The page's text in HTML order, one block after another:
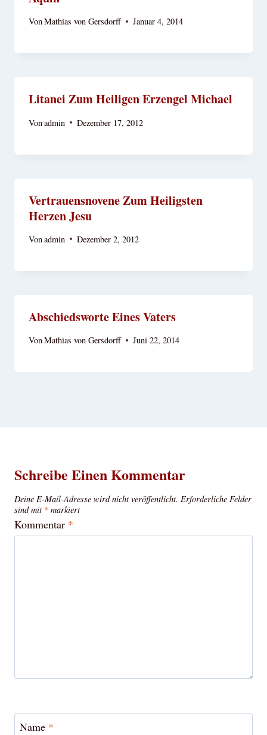
VonMathias von Gersdorff Januar 4, 2014
Litanei Zum Heiligen Erzengel Michael
Vonadmin Dezember 17, 2012
Vertrauensnovene Zum Heiligsten
Herzen Jesu
Vonadmin Dezember 2, 2012
Abschiedsworte Eines Vaters
VonMathias von Gersdorff Juni 22, 2014
Schreibe Einen Kommentar
Deine E-Mail-Adresse wird nicht veröffentlicht. Erforderliche Felder
sind mit * markiert
Kommentar *
Name *